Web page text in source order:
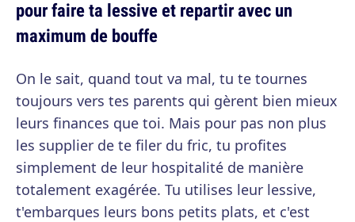
pour faire ta lessive et repartir avec un
maximum de bouffe
On le sait, quand tout va mal, tu te tournes
toujours vers tes parents qui gèrent bien mieux
leurs finances que toi. Mais pour pas non plus
les supplier de te filer du fric, tu profites
simplement de leur hospitalité de manière
totalement exagérée. Tu utilises leur lessive,
t'embarques leurs bons petits plats, et c'est